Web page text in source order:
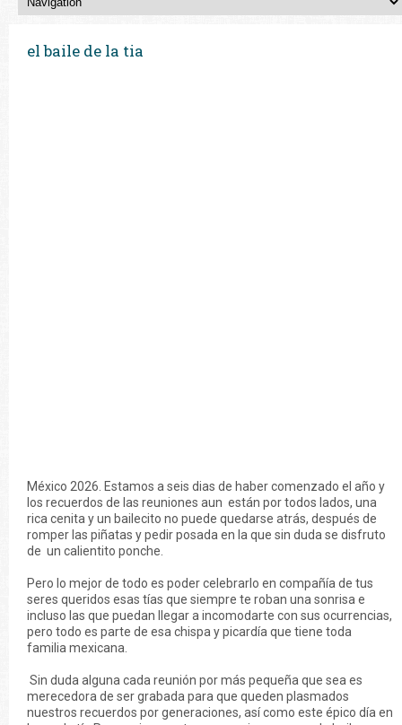
el baile de la tia
México 2026. Estamos a seis dias de haber comenzado el año y
los recuerdos de las reuniones aun están por todos lados, una
rica cenita y un bailecito no puede quedarse atrás, después de
romper las piñatas y pedir posada en la que sin duda se disfruto
de un calientito ponche.
Pero lo mejor de todo es poder celebrarlo en compañía de tus
seres queridos esas tías que siempre te roban una sonrisa e
incluso las que puedan llegar a incomodarte con sus ocurrencias,
pero todo es parte de esa chispa y picardía que tiene toda
familia mexicana.
Sin duda alguna cada reunión por más pequeña que sea es
merecedora de ser grabada para que queden plasmados
nuestros recuerdos por generaciones, así como este épico día en